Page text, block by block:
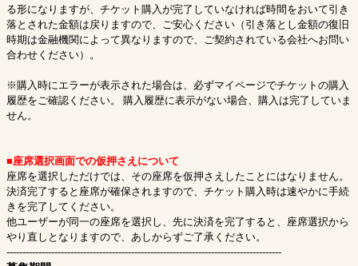
る形になりますが、チケット購入が完了していなければ時間をおいて引き
落とされた金額は戻りますので、ご安心ください（引き落とし金額の復旧
時期は金融機関によって異なりますので、ご契約されている会社へお問い
合わせください）。
※購入時にエラーが表示された場合は、必ずマイページでチケットの購入
履歴をご確認ください。 購入履歴に表示がない場合、購入は完了していま
せん。
■座席選択画面での仮押さえについて
座席を選択しただけでは、その座席を仮押さえしたことにはなりません。
決済完了すると座席が確保されますので、チケット購入時は速やかに手続
きを完了してください。
他ユーザーが同一の座席を選択し、先に決済を完了すると、座席選択から
やり直しとなりますので、あしからずご了承ください。
--------------------------------------------------------------------------------------